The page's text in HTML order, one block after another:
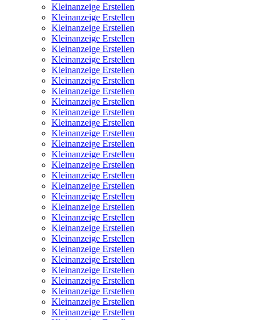
Kleinanzeige Erstellen
Kleinanzeige Erstellen
Kleinanzeige Erstellen
Kleinanzeige Erstellen
Kleinanzeige Erstellen
Kleinanzeige Erstellen
Kleinanzeige Erstellen
Kleinanzeige Erstellen
Kleinanzeige Erstellen
Kleinanzeige Erstellen
Kleinanzeige Erstellen
Kleinanzeige Erstellen
Kleinanzeige Erstellen
Kleinanzeige Erstellen
Kleinanzeige Erstellen
Kleinanzeige Erstellen
Kleinanzeige Erstellen
Kleinanzeige Erstellen
Kleinanzeige Erstellen
Kleinanzeige Erstellen
Kleinanzeige Erstellen
Kleinanzeige Erstellen
Kleinanzeige Erstellen
Kleinanzeige Erstellen
Kleinanzeige Erstellen
Kleinanzeige Erstellen
Kleinanzeige Erstellen
Kleinanzeige Erstellen
Kleinanzeige Erstellen
Kleinanzeige Erstellen